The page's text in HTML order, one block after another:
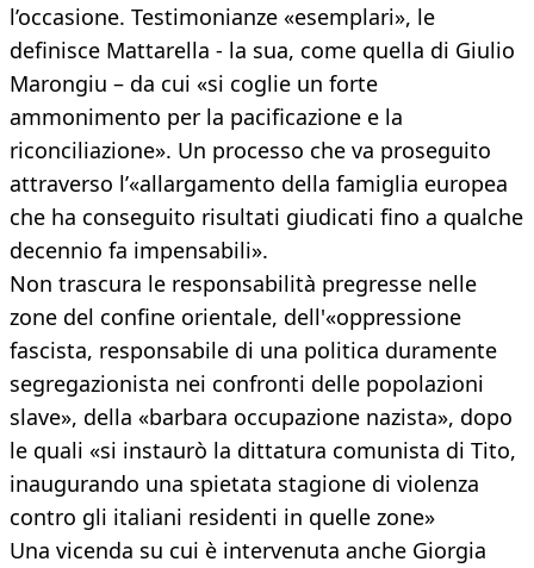
l’occasione. Testimonianze «esemplari», le
definisce Mattarella - la sua, come quella di Giulio
Marongiu – da cui «si coglie un forte
ammonimento per la pacificazione e la
riconciliazione». Un processo che va proseguito
attraverso l’«allargamento della famiglia europea
che ha conseguito risultati giudicati fino a qualche
decennio fa impensabili».
Non trascura le responsabilità pregresse nelle
zone del confine orientale, dell'«oppressione
fascista, responsabile di una politica duramente
segregazionista nei confronti delle popolazioni
slave», della «barbara occupazione nazista», dopo
le quali «si instaurò la dittatura comunista di Tito,
inaugurando una spietata stagione di violenza
contro gli italiani residenti in quelle zone»
Una vicenda su cui è intervenuta anche Giorgia